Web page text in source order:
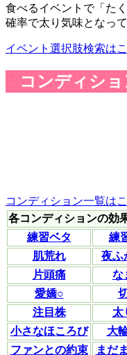
食べるイベントで「た
確率で太り気味となっ
イベント選択肢検索は
コンディシ
コンディション一覧は
各コンディションの効
練習ベタ
練
肌荒れ
夜ふ
片頭痛
な
愛嬌○
注目株
太
小さなほころび
大
ファンとの約束
まだ